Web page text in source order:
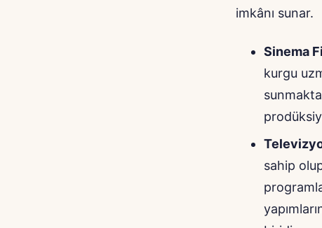
imkânı sunar.
Sinema
kurgu
sahip